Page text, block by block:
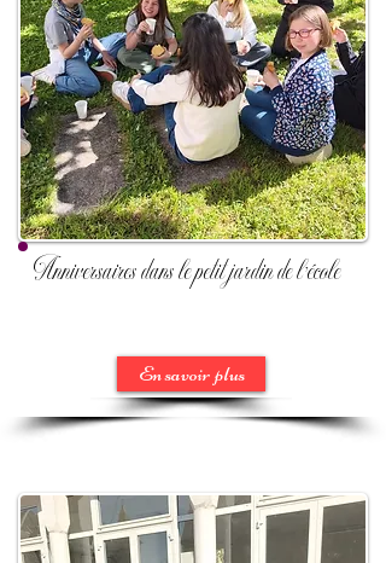
Anniversaires dans le petit jardin de l'école
En savoir plus